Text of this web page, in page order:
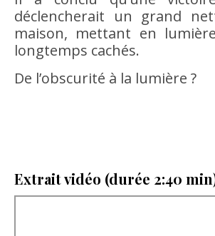
déclencherait un grand
maison, mettant en
longtemps cachés.
De l’obscurité à la lumière ?
Extrait vidéo (durée 2:40